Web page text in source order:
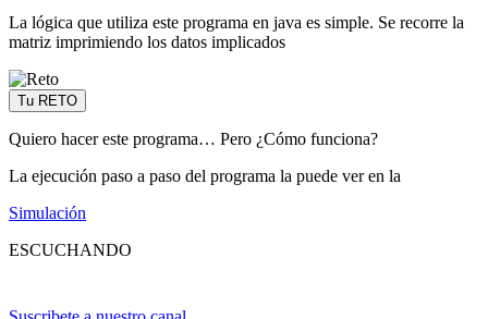
La lógica que utiliza este programa en java es simple. Se recorre la
matriz imprimiendo los datos implicados
Tu RETO
Quiero hacer este programa… Pero ¿Cómo funciona?
La ejecución paso a paso del programa la puede ver en la
Simulación
ESCUCHANDO